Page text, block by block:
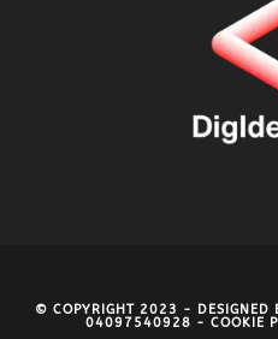
© COPYRIGHT 2023 - DESIGNED
04097540928 - COOKIE